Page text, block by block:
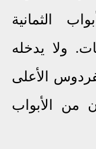
بواب الثمانية
ولا يدخله
ا ﻷعلى
من ا ﻷبواب